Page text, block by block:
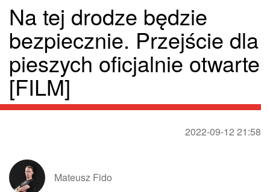
Na tej drodze będzie
bezpiecznie. Przejście dla
pieszych oficjalnie otwarte
[FILM]
2022-09-12 21:58
Mateusz Fido